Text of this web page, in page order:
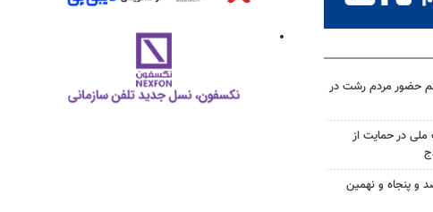
حضور مردم رشت در
در حمایت از
و پنجاه و نهمین